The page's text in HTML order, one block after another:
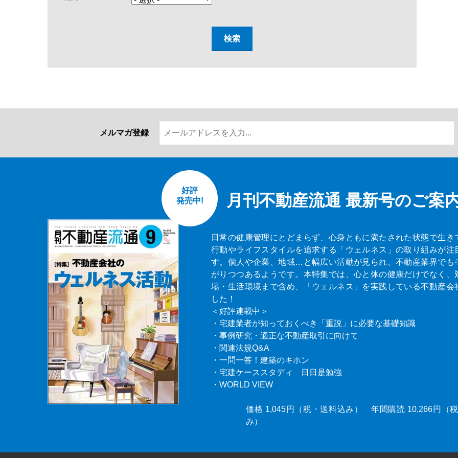
メルマガ登録
月刊不動産流通 最新号のご案
好評
発売中!
日常の健康管理にとどまらず、心身ともに満たされた状態で生き
行動やライフスタイルを追求する「ウェルネス」の取り組みが注
す。個人や企業、地域…と幅広い活動が見られ、不動産業界でも
がりつつあるようです。本特集では、心と体の健康だけでなく、
場・生活環境まで含め、「ウェルネス」を実践している不動産会
した！
＜好評連載中＞
・宅建業者が知っておくべき「重説」に必要な基礎知識
・事例研究・適正な不動産取引に向けて
・関連法規Q&A
・一問一答！建築のキホン
・宅建ケーススタディ 日日是勉強
・WORLD VIEW
価格 1,045円（税・送料込み） 年間購読 10,266円（
み）